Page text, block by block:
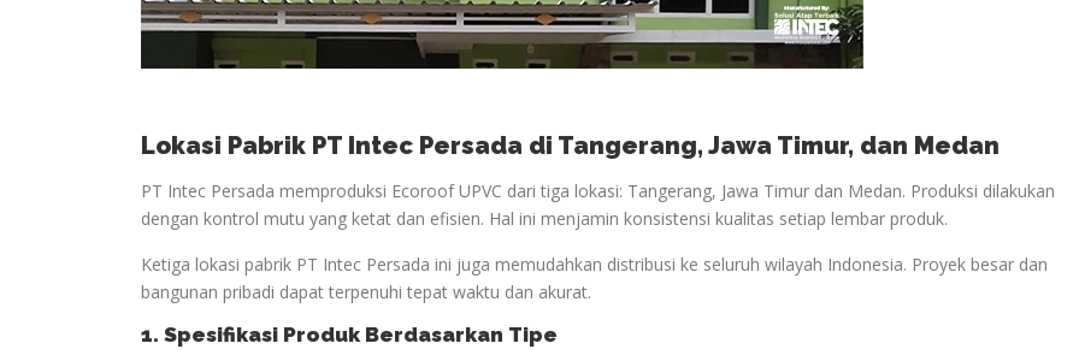
Lokasi Pabrik PT Intec Persada di Tangerang, Jawa Timur, dan Medan
PT Intec Persada memproduksi Ecoroof UPVC dari tiga lokasi: Tangerang, Jawa Timur dan Medan. Produksi dilakukan
dengan kontrol mutu yang ketat dan efisien. Hal ini menjamin konsistensi kualitas setiap lembar produk.
Ketiga lokasi pabrik PT Intec Persada ini juga memudahkan distribusi ke seluruh wilayah Indonesia. Proyek besar dan
bangunan pribadi dapat terpenuhi tepat waktu dan akurat.
1. Spesifikasi Produk Berdasarkan Tipe